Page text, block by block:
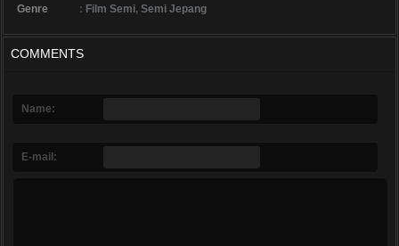
Genre
: Film Semi, Semi Jepang
COMMENTS
Name:
E-mail: